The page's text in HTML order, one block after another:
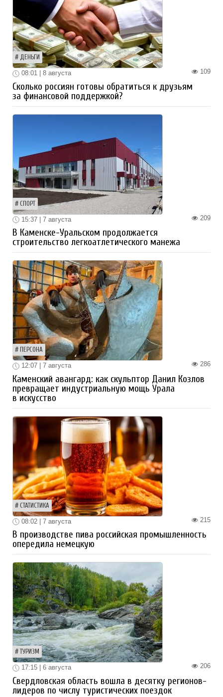
ДЕНЬГИ
109
08:01 | 8 августа
Сколько россиян готовы обратиться к друзьям
за финансовой поддержкой?
СПОРТ
209
15:37 | 7 августа
В Каменске-Уральском продолжается
строительство легкоатлетического манежа
ПЕРСОНА
286
12:07 | 7 августа
Каменский авангард: как скульптор Данил Козлов
превращает индустриальную мощь Урала
в искусство
СТАТИСТИКА
215
08:02 | 7 августа
В производстве пива российская промышленность
опередила немецкую
ТУРИЗМ
206
17:15 | 6 августа
Свердловская область вошла в десятку регионов-
лидеров по числу туристических поездок